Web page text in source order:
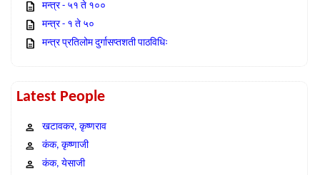
मन्त्र - ५१ ते १००
मन्त्र - १ ते ५०
मन्त्र प्रतिलोम दुर्गासप्तशती पाठविधिः
Latest People
खटावकर, कृष्णराव
कंक, कृष्णाजी
कंक, येसाजी